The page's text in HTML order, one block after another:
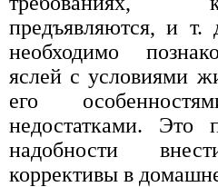
предъявляются, и
необходимо
яслей с условиями
его
недостатками. Это
надобности
коррективы в